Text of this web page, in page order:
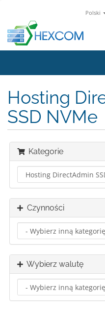
Polski
Hosting
SSD NVMe
Kategorie
Czynności
Wybierz walutę